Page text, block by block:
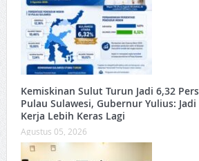
Kemiskinan Sulut Turun Jadi 6,32
Pulau Sulawesi, Gubernur Yulius:
Kerja Lebih Keras Lagi
Agustus 05, 2026